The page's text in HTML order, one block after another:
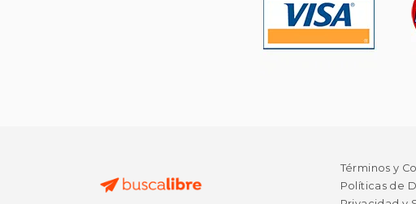
Términos y
Políticas de